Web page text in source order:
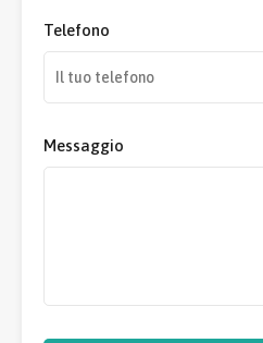
Telefono
Messaggio